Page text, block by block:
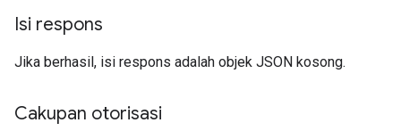
Isi respons
Jika berhasil, isi respons adalah objek JSON kosong.
Cakupan otorisasi